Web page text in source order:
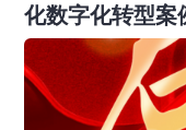
化数字化转型案